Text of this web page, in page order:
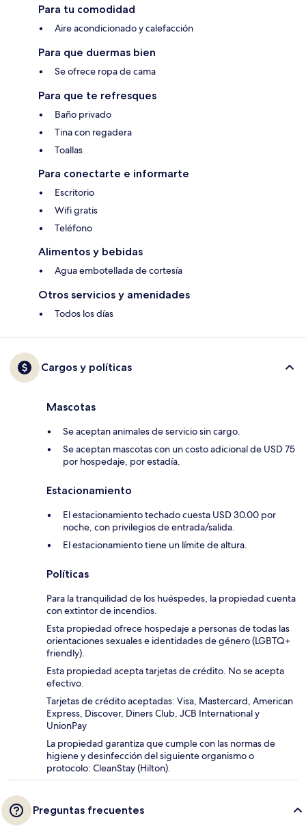
Para tu comodidad
Aire acondicionado y calefacción
Para que duermas bien
Se ofrece ropa de cama
Para que te refresques
Baño privado
Tina con regadera
Toallas
Para conectarte e informarte
Escritorio
Wifi gratis
Teléfono
Alimentos y bebidas
Agua embotellada de cortesía
Otros servicios y amenidades
Todos los días
Cargos y políticas
Mascotas
Se aceptan animales de servicio sin cargo.
Se aceptan mascotas con un costo adicional de USD 75
por hospedaje, por estadía.
Estacionamiento
El estacionamiento techado cuesta USD 30.00 por
noche, con privilegios de entrada/salida.
El estacionamiento tiene un límite de altura.
Políticas
Para la tranquilidad de los huéspedes, la propiedad cuenta
con extintor de incendios.
Esta propiedad ofrece hospedaje a personas de todas las
orientaciones sexuales e identidades de género (LGBTQ+
friendly).
Esta propiedad acepta tarjetas de crédito. No se acepta
efectivo.
Tarjetas de crédito aceptadas: Visa, Mastercard, American
Express, Discover, Diners Club, JCB International y
UnionPay
La propiedad garantiza que cumple con las normas de
higiene y desinfección del siguiente organismo o
protocolo: CleanStay (Hilton).
Preguntas frecuentes